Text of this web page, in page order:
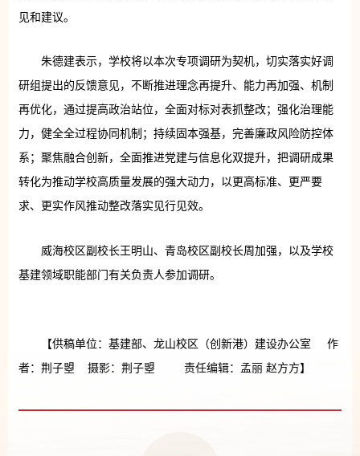
见和建议。
朱德建表示，学校将以本次专项调研为契机，切实落实好调
研组提出的反馈意见，不断推进理念再提升、能力再加强、机制
再优化，通过提高政治站位，全面对标对表抓整改；强化治理能
力，健全全过程协同机制；持续固本强基，完善廉政风险防控体
系；聚焦融合创新，全面推进党建与信息化双提升，把调研成果
转化为推动学校高质量发展的强大动力，以更高标准、更严要
求、更实作风推动整改落实见行见效。
威海校区副校长王明山、青岛校区副校长周加强，以及学校
基建领域职能部门有关负责人参加调研。
【供稿单位：基建部、龙山校区（创新港）建设办公室 作
者：荆子曌 摄影：荆子曌 责任编辑：孟丽 赵方方】